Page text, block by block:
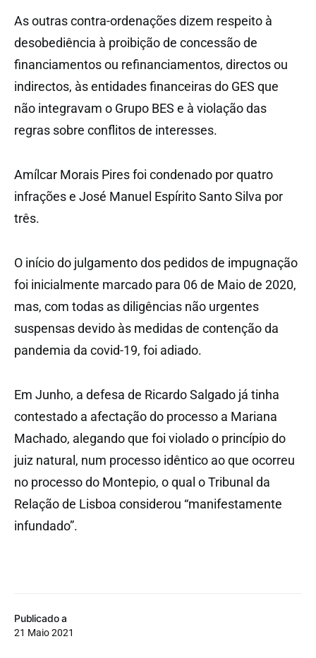
Publicado a
21 Maio 2021
As outras contra-ordenações dizem respeito à
desobediência à proibição de concessão de
financiamentos ou refinanciamentos, directos ou
indirectos, às entidades financeiras do GES que
não integravam o Grupo BES e à violação das
regras sobre conflitos de interesses.
Amílcar Morais Pires foi condenado por quatro
infrações e José Manuel Espírito Santo Silva por
três.
O início do julgamento dos pedidos de impugnação
foi inicialmente marcado para 06 de Maio de 2020,
mas, com todas as diligências não urgentes
suspensas devido às medidas de contenção da
pandemia da covid-19, foi adiado.
Em Junho, a defesa de Ricardo Salgado já tinha
contestado a afectação do processo a Mariana
Machado, alegando que foi violado o princípio do
juiz natural, num processo idêntico ao que ocorreu
no processo do Montepio, o qual o Tribunal da
Relação de Lisboa considerou “manifestamente
infundado”.